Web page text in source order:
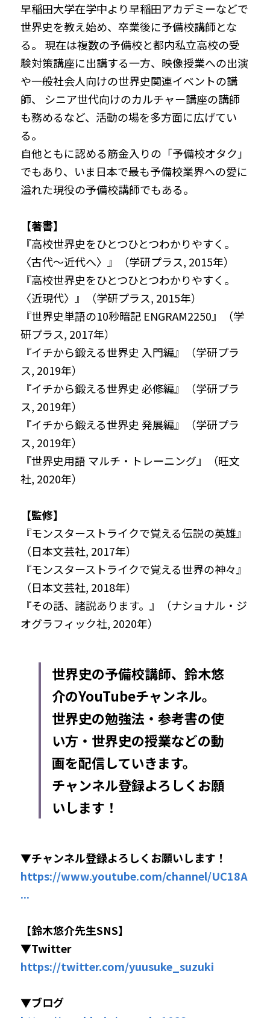
早稲田大学在学中より早稲田アカデミーなどで
世界史を教え始め、卒業後に予備校講師とな
る。 現在は複数の予備校と都内私立高校の受
験対策講座に出講する一方、映像授業への出演
や一般社会人向けの世界史関連イベントの講
師、 シニア世代向けのカルチャー講座の講師
も務めるなど、活動の場を多方面に広げてい
る。
自他ともに認める筋金入りの「予備校オタク」
でもあり、いま日本で最も予備校業界への愛に
溢れた現役の予備校講師でもある。
【著書】
『高校世界史をひとつひとつわかりやすく。
〈古代〜近代へ〉』（学研プラス, 2015年）
『高校世界史をひとつひとつわかりやすく。
〈近現代〉』（学研プラス, 2015年）
『世界史単語の10秒暗記 ENGRAM2250』（学
研プラス, 2017年）
『イチから鍛える世界史 入門編』（学研プラ
ス, 2019年）
『イチから鍛える世界史 必修編』（学研プラ
ス, 2019年）
『イチから鍛える世界史 発展編』（学研プラ
ス, 2019年）
『世界史用語 マルチ・トレーニング』（旺文
社, 2020年）
【監修】
『モンスターストライクで覚える伝説の英雄』
（日本文芸社, 2017年）
『モンスターストライクで覚える世界の神々』
（日本文芸社, 2018年）
『その話、諸説あります。』（ナショナル・ジ
オグラフィック社, 2020年）
世界史の予備校講師、鈴木悠
介のYouTubeチャンネル。
世界史の勉強法・参考書の使
い方・世界史の授業などの動
画を配信していきます。
チャンネル登録よろしくお願
いします！
▼チャンネル登録よろしくお願いします！
https://www.youtube.com/channel/UC18A
...
【鈴木悠介先生SNS】
▼Twitter
https://twitter.com/yuusuke_suzuki
▼ブログ